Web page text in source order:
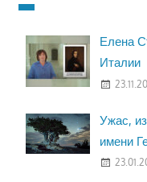
Елена
Италии
Ужас,
имени